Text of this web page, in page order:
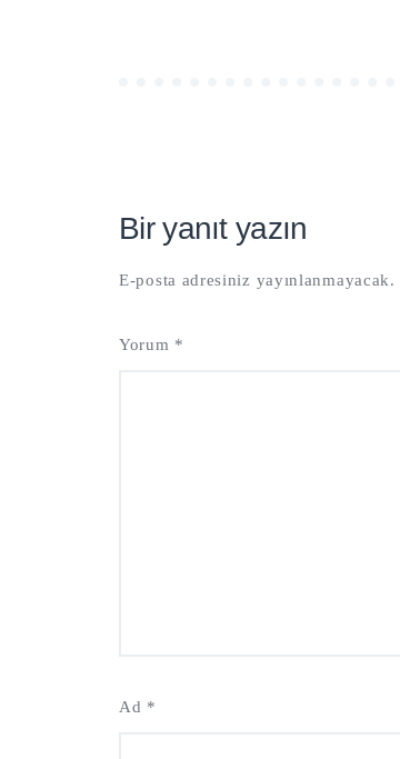
Bir yanıt yazın
E-posta adresiniz yayınlanmayacak.
Yorum *
Ad *